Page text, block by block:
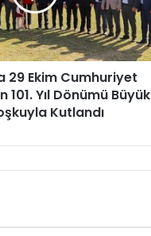
29 Ekim Cumhuriyet
101. Yıl Dönümü Büyük
Kutlandı